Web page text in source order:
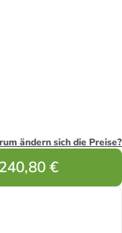
ändern sich die Preise?
€